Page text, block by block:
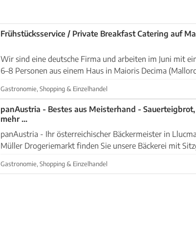
Frühstücksservice / Private Breakfast Catering auf
Wir sind eine deutsche Firma und arbeiten im Juni mit
6–8 Personen aus einem Haus in Maioris Decima
Gastronomie, Shopping & Einzelhandel
panAustria - Bestes aus Meisterhand -
mehr ...
panAustria - Ihr österreichischer Bäckermeister in Llucmajor Gleich neben
Müller Drogeriemarkt finden Sie unsere Bäckerei mit
Gastronomie, Shopping & Einzelhandel